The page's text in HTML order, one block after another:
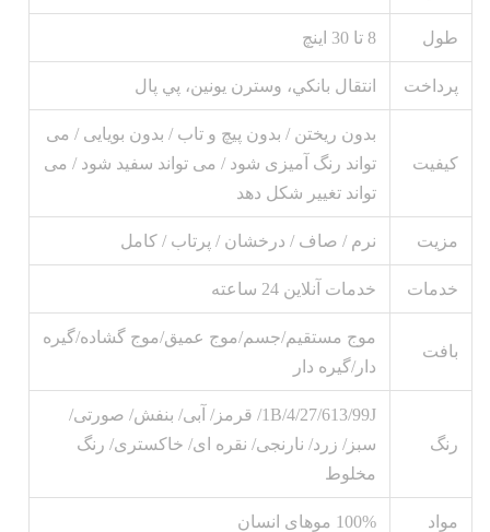
طول 8 تا 30 اينچ
پرداخت انتقال بانکي، وسترن يونين، پي پال
کیفیت
بدون ریختن / بدون پیچ و تاب / بدون بویایی / می
تواند رنگ آمیزی شود / می تواند سفید شود / می
تواند تغییر شکل دهد
مزیت نرم / صاف / درخشان / پرتاب / کامل
خدمات خدمات آنلاین 24 ساعته
بافت
موج مستقیم/جسم/موج عمیق/موج گشاده/گیره
دار/گیره دار
رنگ
1B/4/27/613/99J/ قرمز/ آبی/ بنفش/ صورتی/
سبز/ زرد/ نارنجی/ نقره ای/ خاکستری/ رنگ
مخلوط
مواد 100% موهای انسان